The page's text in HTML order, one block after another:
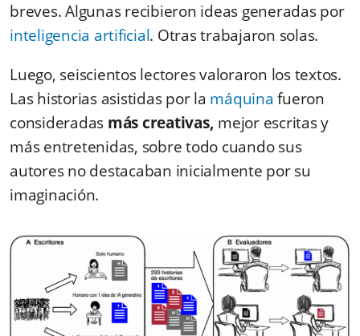
breves. Algunas recibieron ideas generadas por
inteligencia artificial. Otras trabajaron solas.
Luego, seiscientos lectores valoraron los textos.
Las historias asistidas por la máquina fueron
consideradas más creativas, mejor escritas y
más entretenidas, sobre todo cuando sus
autores no destacaban inicialmente por su
imaginación.